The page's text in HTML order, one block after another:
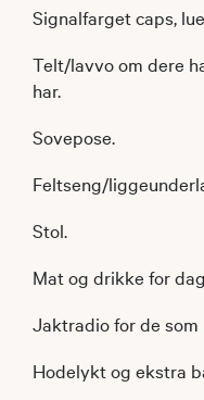
Signalfarget caps,
Telt/lavvo om dere
har.
Sovepose.
Feltseng/
Stol.
Mat og drikke for
Jaktradio for de
Hodelykt og ekstra